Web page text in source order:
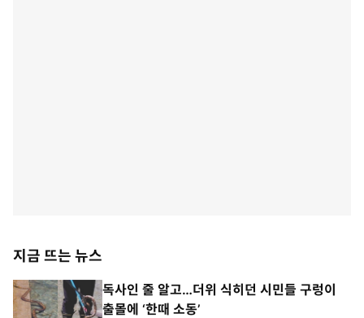
지금 뜨는 뉴스
독사인 줄 알고…더위 식히던 시민들 구렁이
출몰에 ‘한때 소동’